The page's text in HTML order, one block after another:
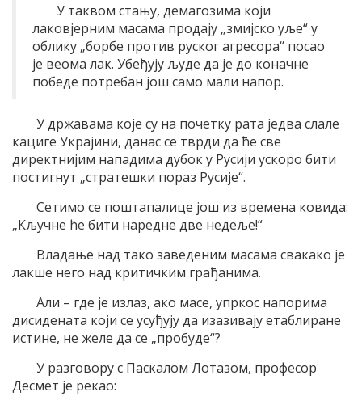
У таквом стању, демагозима који
лаковјерним масама продају „змијско уље“ у
облику „борбе против руског агресора“ посао
је веома лак. Убеђују људе да је до коначне
победе потребан још само мали напор.
У државама које су на почетку рата једва слале
кациге Украјини, данас се тврди да ће све
директнијим нападима дубок у Русији ускоро бити
постигнут „стратешки пораз Русије“.
Сетимо се поштапалице још из времена ковида:
„Кључне ће бити наредне две недеље!“
Владање над тако заведеним масама свакако је
лакше него над критичким грађанима.
Али – где је излаз, ако масе, упркос напорима
дисидената који се усуђују да изазивају етаблиране
истине, не желе да се „пробуде“?
У разговору с Паскалом Лотазом, професор
Десмет је рекао: